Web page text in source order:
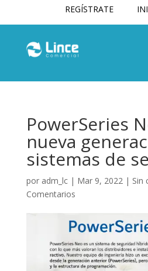
REGÍSTRATE
PowerSeries
nueva
sistemas de
por adm_lc| Mar 9, 2022| Sin
Comentarios